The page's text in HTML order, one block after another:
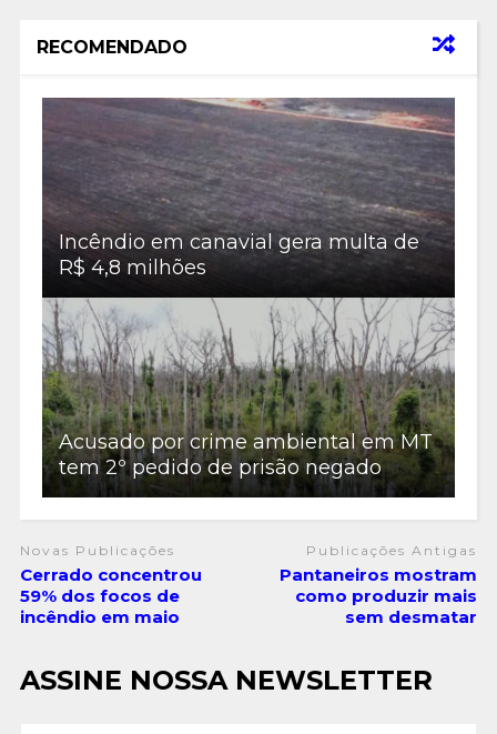
RECOMENDADO
Incêndio em canavial gera multa de
R$ 4,8 milhões
Acusado por crime ambiental em MT
tem 2º pedido de prisão negado
Novas Publicações
Cerrado concentrou
59% dos focos de
incêndio em maio
Publicações Antigas
Pantaneiros mostram
como produzir mais
sem desmatar
ASSINE NOSSA NEWSLETTER